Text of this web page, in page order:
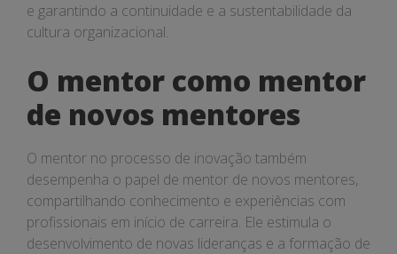
e garantindo a continuidade e a sustentabilidade da
cultura organizacional.
O mentor como mentor
de novos mentores
O mentor no processo de inovação também
desempenha o papel de mentor de novos mentores,
compartilhando conhecimento e experiências com
profissionais em início de carreira. Ele estimula o
desenvolvimento de novas lideranças e a formação de